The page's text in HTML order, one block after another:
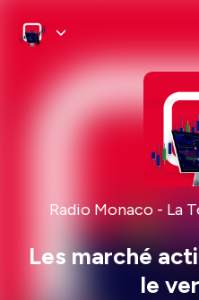
Radio Monaco - La
Les marché
le